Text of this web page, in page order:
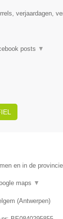
verjaardagen,
posts ▼
en in de
maps ▼
(Antwerpen)